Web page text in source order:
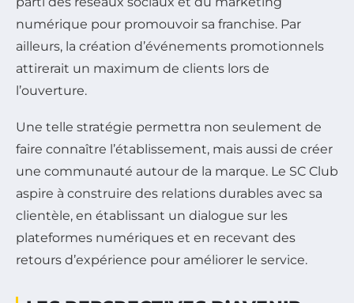
numérique pour promouvoir sa franchise. Par
ailleurs, la création d’événements promotionnels
attirerait un maximum de clients lors de
l’ouverture.
Une telle stratégie permettra non seulement de
faire connaître l’établissement, mais aussi de créer
une communauté autour de la marque. Le SC Club
aspire à construire des relations durables avec sa
clientèle, en établissant un dialogue sur les
plateformes numériques et en recevant des
retours d’expérience pour améliorer le service.